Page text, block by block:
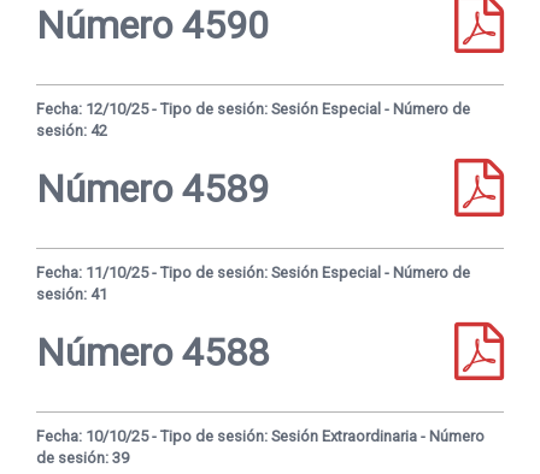
Número 4590
Fecha: 12/10/25 - Tipo de sesión: Sesión Especial - Número de
sesión: 42
Número 4589
Fecha: 11/10/25 - Tipo de sesión: Sesión Especial - Número de
sesión: 41
Número 4588
Fecha: 10/10/25 - Tipo de sesión: Sesión Extraordinaria - Número
de sesión: 39